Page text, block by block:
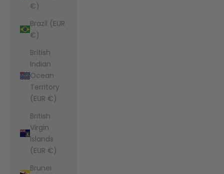
€)
Brazil (EUR
€)
British
Indian
Ocean
Territory
(EUR €)
British
Virgin
Islands
(EUR €)
Brunei